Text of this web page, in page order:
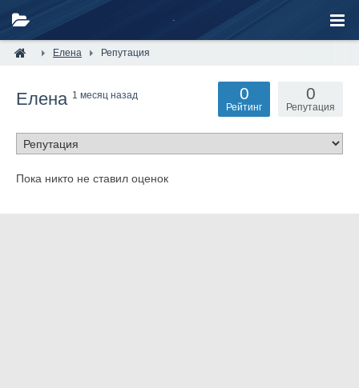
Елена Репутация
Елена 1 месяц назад 0
Репутация
0
Рейтинг
Пока никто не ставил оценок